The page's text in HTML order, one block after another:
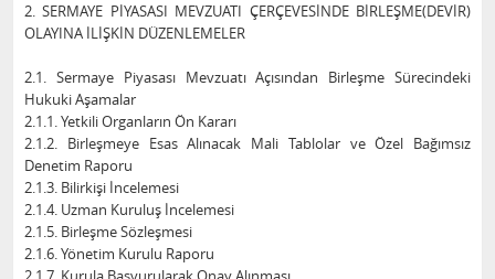
2. SERMAYE PİYASASI MEVZUATI ÇERÇEVESİNDE BİRLEŞME(DEVİR)
OLAYINA İLİŞKİN DÜZENLEMELER
2.1. Sermaye Piyasası Mevzuatı Açısından Birleşme Sürecindeki
Hukuki Aşamalar
2.1.1. Yetkili Organların Ön Kararı
2.1.2. Birleşmeye Esas Alınacak Mali Tablolar ve Özel Bağımsız
Denetim Raporu
2.1.3. Bilirkişi İncelemesi
2.1.4. Uzman Kuruluş İncelemesi
2.1.5. Birleşme Sözleşmesi
2.1.6. Yönetim Kurulu Raporu